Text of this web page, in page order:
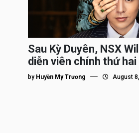
Sau Kỳ Duyên, NSX
diễn viên chính thứ hai
Em 3″
by Huyền My Trương August